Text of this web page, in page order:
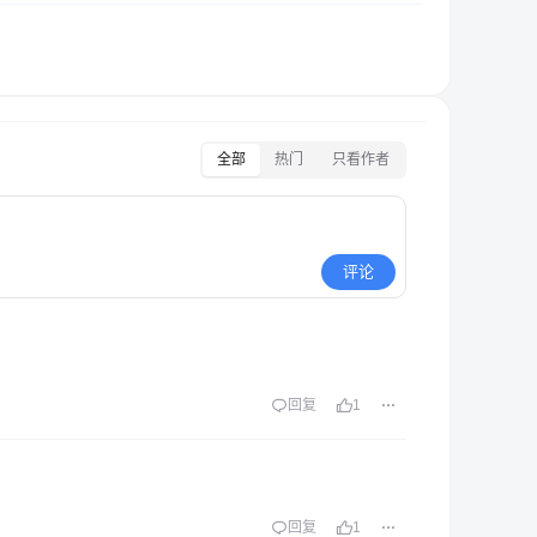
全部 热门 只看作者
评论
回复 1
回复 1